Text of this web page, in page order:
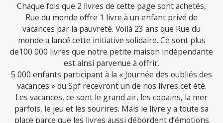
Chaque fois que 2 livres de cette page sont achetés,
Rue du monde offre 1 livre à un enfant privé de
vacances par la pauvreté. Voilà 23 ans que Rue du
monde a lancé cette initiative solidaire. Ce sont plus
de100 000 livres que notre petite maison indépendante
est ainsi parvenue à offrir.
5 000 enfants participant à la « Journée des oubliés des
vacances » du Spf recevront un de nos livres,cet été.
Les vacances, ce sont le grand air, les copains, la mer
parfois, le jeu et les sourires. Mais le livre y a toute sa
place parce que les livres aussi débordent d’émotions